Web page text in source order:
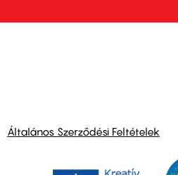
Általános Szerződési Feltételek